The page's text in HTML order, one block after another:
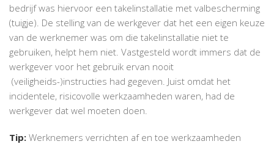
bedrijf was hiervoor een takelinstallatie met valbescherming
(tuigje). De stelling van de werkgever dat het een eigen keuze
van de werknemer was om die takelinstallatie niet te
gebruiken, helpt hem niet. Vastgesteld wordt immers dat de
werkgever voor het gebruik ervan nooit
(veiligheids-)instructies had gegeven. Juist omdat het
incidentele, risicovolle werkzaamheden waren, had de
werkgever dat wel moeten doen.
Tip: Werknemers verrichten af en toe werkzaamheden